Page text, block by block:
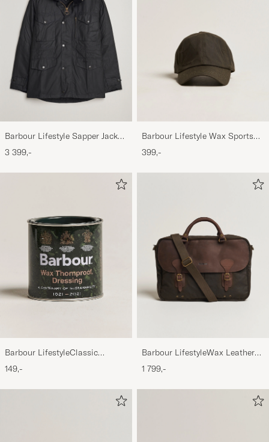
Barbour Lifestyle Sapper Jacket
Black
3 399,-
Barbour Lifestyle Wax Sports
Cap Olive
399,-
Barbour LifestyleClassic
Thornproof Dressing
149,-
Barbour LifestyleWax Leather
Briefcase Olive
1 799,-